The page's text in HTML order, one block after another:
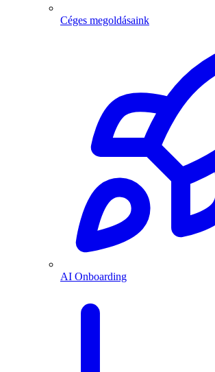
Céges megoldásaink
AI Onboarding